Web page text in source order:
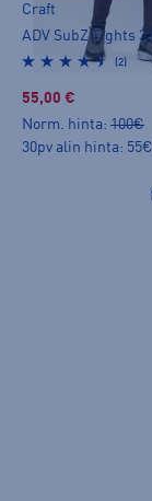
Craft
(2)
55,00 €
Norm. hinta: 100€
30pv alin hinta: 55€